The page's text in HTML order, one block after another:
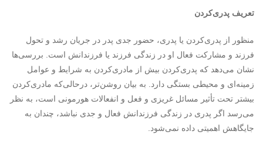
تعریف پدری‌کردن
منظور از پدری‌کردن یا پدری، حضور جدی پدر در جریان رشد و تحول
فرزند و مشارکت فعال او در زندگی فرزند یا فرزندانش است. بررسی‌ها
نشان می‌دهد که پدری‌کردن بیش از مادری‌کردن به شرایط و عوامل
زمینه‌ای و محیطی بستگی دارد. به بیان روشن‌تر، درحالی‌که مادری‌کردن
بیشتر تحت تأثیر مسائل غریزی و فعل و انفعالات هورمونی است، به نظر
می‌رسد اگر پدری در زندگی فرزندانش فعال و جدی نباشد، چندان به
جایگاهش اهمیتی داده نمی‌شود.